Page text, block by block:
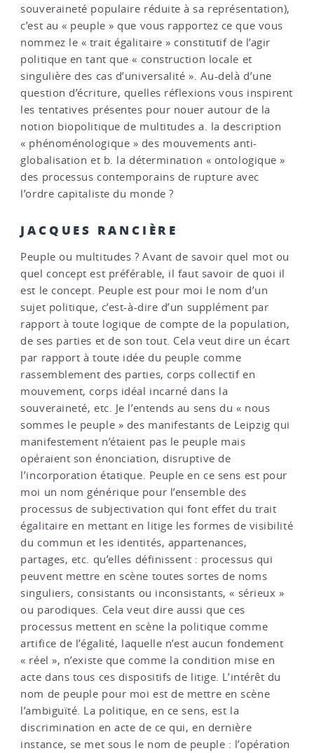
souveraineté populaire réduite à sa représentation),
c’est au « peuple » que vous rapportez ce que vous
nommez le « trait égalitaire » constitutif de l’agir
politique en tant que « construction locale et
singulière des cas d’universalité ». Au-delà d’une
question d’écriture, quelles réflexions vous inspirent
les tentatives présentes pour nouer autour de la
notion biopolitique de multitudes a. la description
« phénoménologique » des mouvements anti-
globalisation et b. la détermination « ontologique »
des processus contemporains de rupture avec
l’ordre capitaliste du monde ?
JACQUES RANCIÈRE
Peuple ou multitudes ? Avant de savoir quel mot ou
quel concept est préférable, il faut savoir de quoi il
est le concept. Peuple est pour moi le nom d’un
sujet politique, c’est-à-dire d’un supplément par
rapport à toute logique de compte de la population,
de ses parties et de son tout. Cela veut dire un écart
par rapport à toute idée du peuple comme
rassemblement des parties, corps collectif en
mouvement, corps idéal incarné dans la
souveraineté, etc. Je l’entends au sens du « nous
sommes le peuple » des manifestants de Leipzig qui
manifestement n’étaient pas le peuple mais
opéraient son énonciation, disruptive de
l’incorporation étatique. Peuple en ce sens est pour
moi un nom générique pour l’ensemble des
processus de subjectivation qui font effet du trait
égalitaire en mettant en litige les formes de visibilité
du commun et les identités, appartenances,
partages, etc. qu’elles définissent : processus qui
peuvent mettre en scène toutes sortes de noms
singuliers, consistants ou inconsistants, « sérieux »
ou parodiques. Cela veut dire aussi que ces
processus mettent en scène la politique comme
artifice de l’égalité, laquelle n’est aucun fondement
« réel », n’existe que comme la condition mise en
acte dans tous ces dispositifs de litige. L’intérêt du
nom de peuple pour moi est de mettre en scène
l’ambiguïté. La politique, en ce sens, est la
discrimination en acte de ce qui, en dernière
instance, se met sous le nom de peuple : l’opération